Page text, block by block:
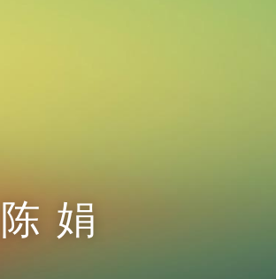
陈  娟